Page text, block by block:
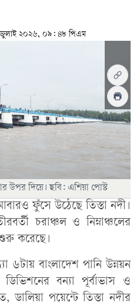
২০২৬, ০৯: ৪৮ পিএম
উপর দিয়ে। ছবি: এশিয়া পোস্ট
ফুঁসে উঠেছে তিস্তা নদী।
চরাঞ্চল ও নিম্নাঞ্চলের
করেছে।
৬টায় বাংলাদেশ পানি উন্নয়ন
বন্যা পূর্বাভাস ও
ডালিয়া পয়েন্টে তিস্তা নদীর